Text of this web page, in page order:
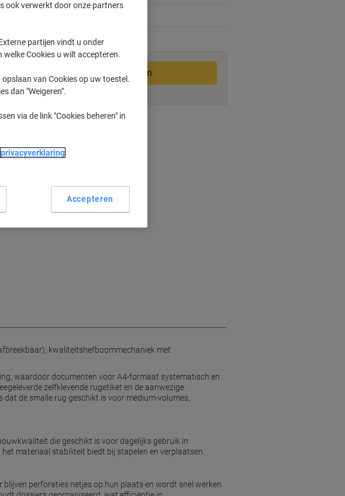
op voorraad Levertijd 2-3 werkdagen
In winkelwagen
lijst toevoegen
kwaliteitshefboommechaniek met
waardoor documenten voor A4-formaat systematisch en
zelfklevende rugetiket en de aanwezige
de smalle rug geschikt is voor medium-volumes,
die geschikt is voor dagelijks gebruik in
materiaal stabiliteit biedt bij stapelen en verplaatsen.
perforaties netjes op hun plaats en wordt snel werken
ook verwerkt door onze partners
partijen vindt u onder
welke Cookies u wilt accepteren.
van Cookies op uw toestel.
dan "Weigeren".
via de link "Cookies beheren" in
privacyverklaring
Accepteren